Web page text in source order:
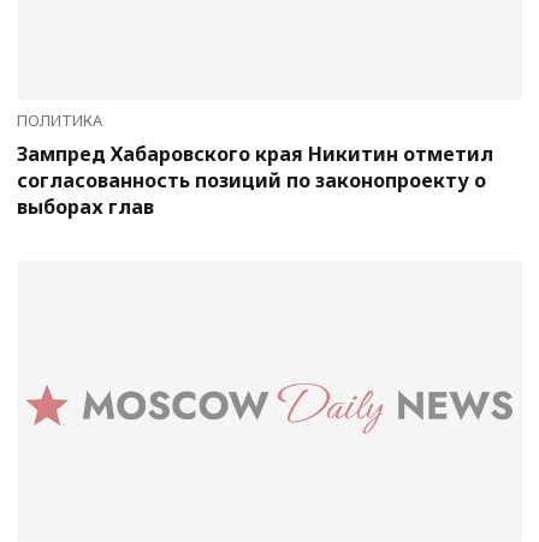
ПОЛИТИКА
Зампред Хабаровского края Никитин отметил
согласованность позиций по законопроекту о
выборах глав